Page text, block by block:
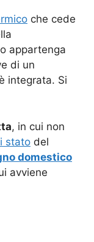
che cede
appartenga
di un
integrata. Si
, in cui non
stato del
domestico
avviene